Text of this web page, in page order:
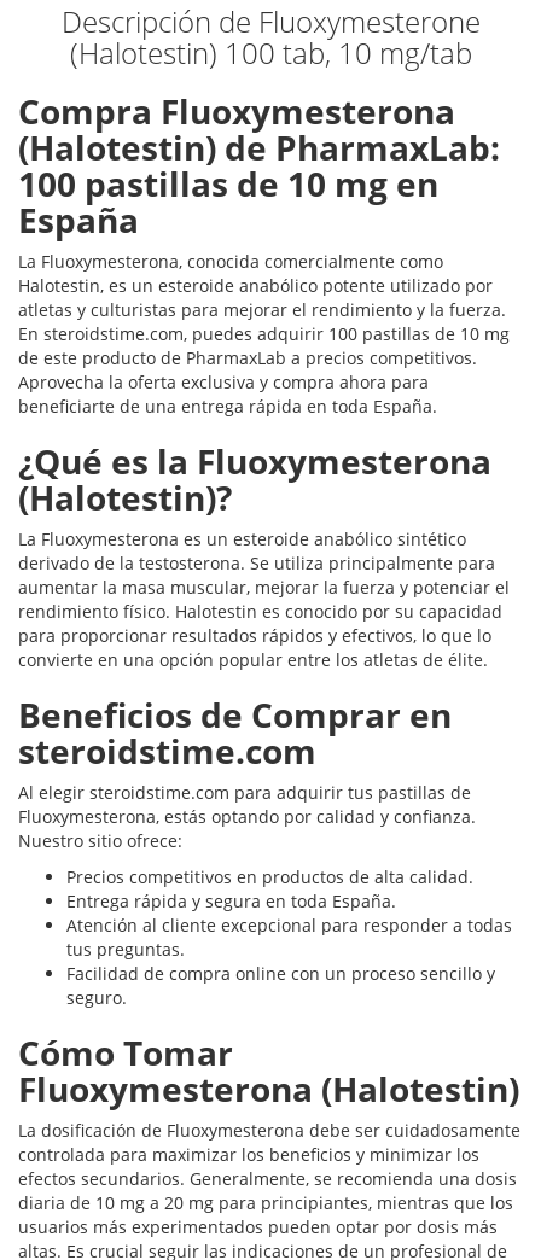
Descripción de Fluoxymesterone
(Halotestin) 100 tab, 10 mg/tab
Compra Fluoxymesterona
(Halotestin) de PharmaxLab:
100 pastillas de 10 mg en
España
La Fluoxymesterona, conocida comercialmente como
Halotestin, es un esteroide anabólico potente utilizado por
atletas y culturistas para mejorar el rendimiento y la fuerza.
En steroidstime.com, puedes adquirir 100 pastillas de 10 mg
de este producto de PharmaxLab a precios competitivos.
Aprovecha la oferta exclusiva y compra ahora para
beneficiarte de una entrega rápida en toda España.
¿Qué es la Fluoxymesterona
(Halotestin)?
La Fluoxymesterona es un esteroide anabólico sintético
derivado de la testosterona. Se utiliza principalmente para
aumentar la masa muscular, mejorar la fuerza y potenciar el
rendimiento físico. Halotestin es conocido por su capacidad
para proporcionar resultados rápidos y efectivos, lo que lo
convierte en una opción popular entre los atletas de élite.
Beneficios de Comprar en
steroidstime.com
Al elegir steroidstime.com para adquirir tus pastillas de
Fluoxymesterona, estás optando por calidad y confianza.
Nuestro sitio ofrece:
Precios competitivos en productos de alta calidad.
Entrega rápida y segura en toda España.
Atención al cliente excepcional para responder a todas
tus preguntas.
Facilidad de compra online con un proceso sencillo y
seguro.
Cómo Tomar
Fluoxymesterona (Halotestin)
La dosificación de Fluoxymesterona debe ser cuidadosamente
controlada para maximizar los beneficios y minimizar los
efectos secundarios. Generalmente, se recomienda una dosis
diaria de 10 mg a 20 mg para principiantes, mientras que los
usuarios más experimentados pueden optar por dosis más
altas. Es crucial seguir las indicaciones de un profesional de